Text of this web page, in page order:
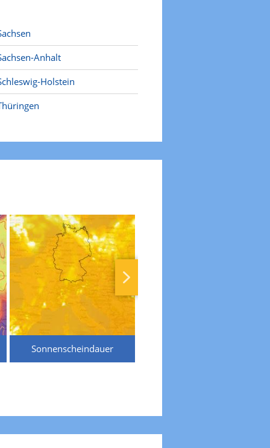
Anhalt
Holstein
Sonnenscheindauer